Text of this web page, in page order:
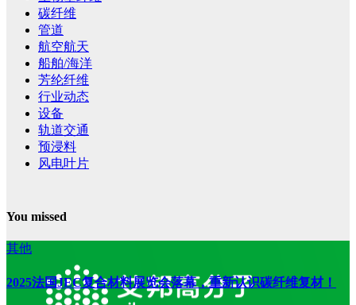
碳纤维
管道
航空航天
船舶/海洋
芳纶纤维
行业动态
设备
轨道交通
预浸料
风电叶片
You missed
其他
2025法国JEC复合材料展览会落幕，重新认识碳纤维复材！